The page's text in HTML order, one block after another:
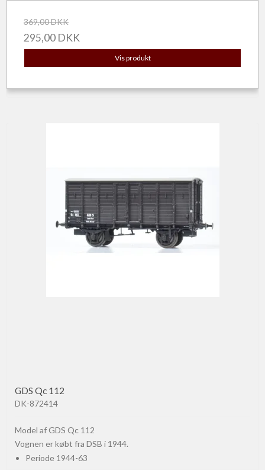
369,00 DKK
295,00 DKK
Vis produkt
GDS Qc 112
DK-872414
Model af GDS Qc 112
Vognen er købt fra DSB i 1944.
Periode 1944-63